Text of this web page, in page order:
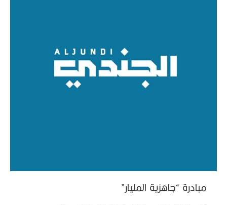
مبادرة “جاهزية المليار”